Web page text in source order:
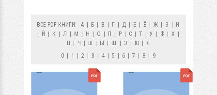
ВСЕ PDF-КНИГИ: А Б В Г Д Е Ё Ж З
И
Й К Л М Н О П Р С Т У Ф Х
Ц
Ч Ш Ы Щ Э Ю
Я
0
1 2 3 4 5 6 7 8 9